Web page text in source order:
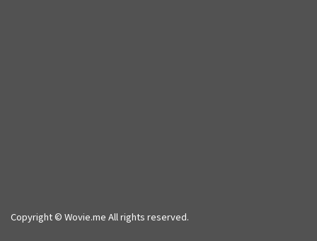
Copyright © Wovie.me All rights reserved.